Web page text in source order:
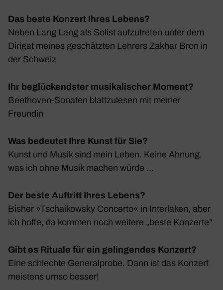
Das beste Konzert Ihres Lebens?
Neben Lang Lang als Solist aufzu­treten unter dem
Dirigat meines geschätzten Lehrers Zakhar Bron in
der Schweiz
Ihr beglückendster musikalischer Moment?
Beet­hoven-Sonaten blatt­zu­lesen mit meiner
Freundin
Was bedeutet Ihre Kunst für Sie?
Kunst und Musik sind mein Leben. Keine Ahnung,
was ich ohne Musik machen würde …
Der beste Auftritt Ihres Lebens?
Bisher »Tschai­kowsky Concerto« in Inter­laken, aber
ich hoffe, da kommen noch weitere „beste Konzerte“
Gibt es Rituale für ein gelingendes Konzert?
Eine schlechte Gene­ral­probe. Dann ist das Konzert
meis­tens umso besser!